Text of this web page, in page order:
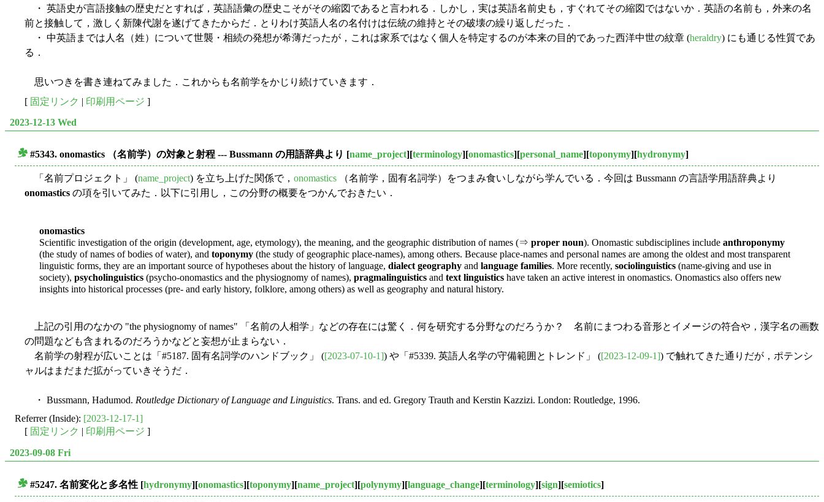
・ 英語史が言語接触の歴史だとすれば，英語語彙の歴史こそがその縮図であると言われる．しかし，実は英語名前史も，すぐれてその縮図ではないか．英語の名前も，外来の名
前と接触して，激しく新陳代謝を遂げてきたからだ．とりわけ英語人名の名付けは伝統の維持とその破壊の繰り返しだった．
・ 中英語までは人名（姓）について世襲・相続の発想が希薄だったが，これは家系ではなく個人を特定するのが本来の目的であった西洋中世の紋章 (heraldry) にも通じる性質であ
る．
思いつきを書き連ねてみました．これからも名前学をかじり続けていきます．
[ 固定リンク | 印刷用ページ ]
2023-12-13 Wed
#5343. onomastics （名前学）の対象と射程 --- Bussmann の用語辞典より [name_project][terminology][onomastics][personal_name][toponymy][hydronymy]
「名前プロジェクト」 (name_project) を立ち上げた関係で， onomastics （名前学，固有名詞学）をつまみ食いしながら学んでいる．今回は Bussmann の言語学用語辞典より
onomastics の項を引いてみた．以下に引用し，この分野の概要をつかんでおきたい．
onomastics
Scientific investigation of the origin (development, age, etymology), the meaning, and the geographic distribution of names (⇒ proper noun). Onomastic subdisciplines include anthroponymy
(the study of names of bodies of water), and toponymy (the study of geographic place-names), among others. Because place-names and personal names are among the oldest and most transparent
linguistic forms, they are an important source of hypotheses about the history of language, dialect geography and language families. More recently, sociolinguistics (name-giving and use in
society), psycholinguistics (psycho-onomastics and the physiognomy of names), pragmalinguistics and text linguistics have taken an active interest in onomastics. Onomastics also offers new
insights into historical processes (pre- and early history, folklore, among others) as well as geography and natural history.
上記の引用のなかの "the physiognomy of names" 「名前の人相学」などの存在には驚く．何を研究する分野なのだろうか？ 名前にまつわる音形とイメージの符合や，漢字名の画数
の問題なども含まれるのだろうかなどと妄想が止まらない．
名前学の射程が広いことは「#5187. 固有名詞学のハンドブック」 ([2023-07-10-1]) や「#5339. 英語人名学の守備範囲とトレンド」 ([2023-12-09-1]) で触れてきた通りだが，ポテンシ
ャルはまだまだ拡がっていきそうだ．
・ Bussmann, Hadumod. Routledge Dictionary of Language and Linguistics. Trans. and ed. Gregory Trauth and Kerstin Kazzizi. London: Routledge, 1996.
Referrer (Inside): [2023-12-17-1]
[ 固定リンク | 印刷用ページ ]
2023-09-08 Fri
#5247. 名前変化と多名性 [hydronymy][onomastics][toponymy][name_project][polynymy][language_change][terminology][sign][semiotics]